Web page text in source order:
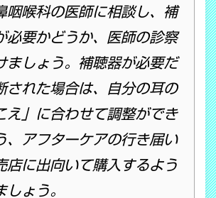
咽喉科の医師に相談し、補
必要かどうか、医師の診察
ましょう。補聴器が必要だ
された場合は、自分の耳の
え」に合わせて調整ができ
、アフターケアの行き届い
店に出向いて購入するよう
しょう。